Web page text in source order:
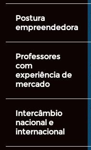
Postura
empreendedora
Professores
com
experiência de
mercado
Intercâmbio
nacional e
internacional